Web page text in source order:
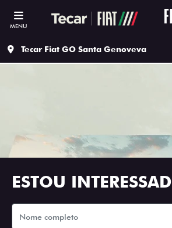
MENU
Tecar Fiat GO Santa Genoveva
ESTOU